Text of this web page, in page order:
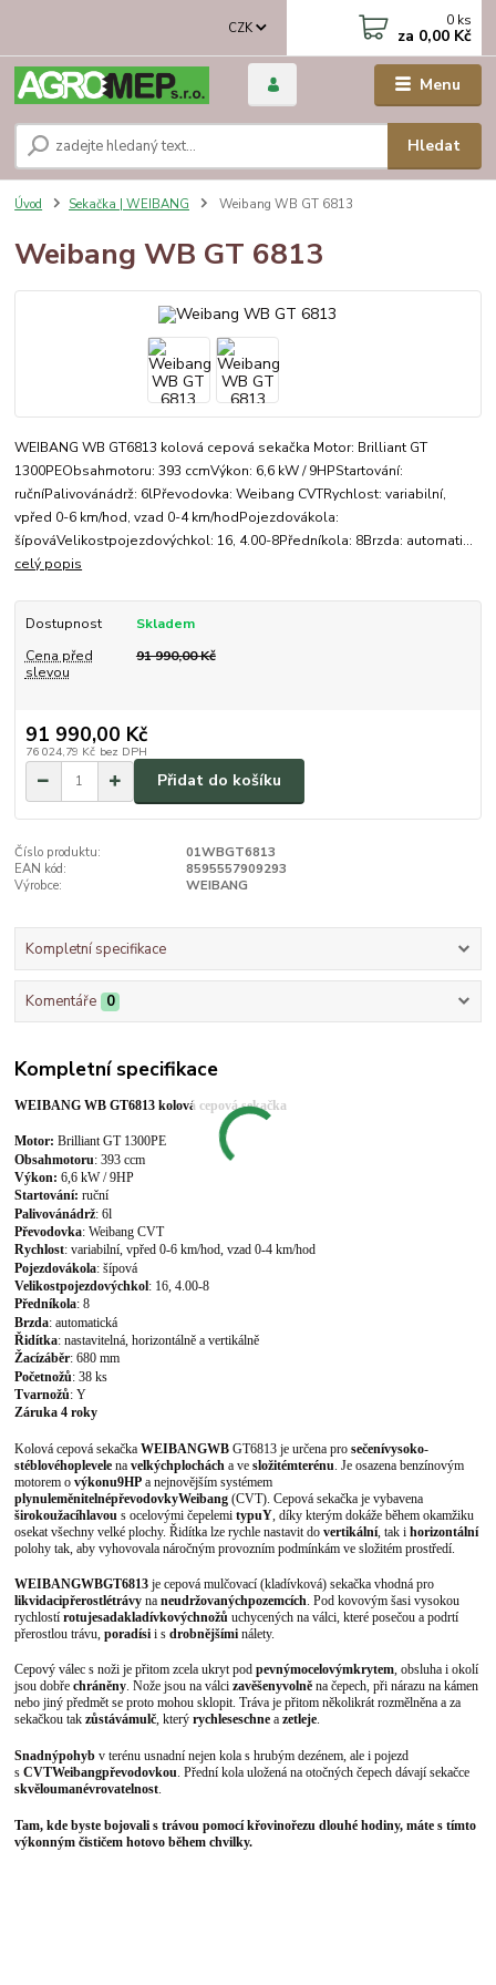
Menu
CZK
Hledat
0 ks
za 0,00 Kč
Úvod Sekačka | WEIBANG Weibang WB GT 6813
Weibang WB GT 6813
WEIBANG WB GT6813 kolová cepová sekačka Motor: Brilliant GT
1300PEObsahmotoru: 393 ccmVýkon: 6,6 kW / 9HPStartování:
ručníPalivovánádrž: 6lPřevodovka: Weibang CVTRychlost: variabilní,
vpřed 0-6 km/hod, vzad 0-4 km/hodPojezdovákola:
šípováVelikostpojezdovýchkol: 16, 4.00-8Předníkola: 8Brzda: automati...
celý popis
Dostupnost
Skladem
Cena před
slevou
91 990,00 Kč
91 990,00 Kč
76 024,79 Kč bez DPH
Přidat do košíku
Číslo produktu:
01WBGT6813
EAN kód:
8595557909293
Výrobce:
WEIBANG
Kompletní specifikace
Komentáře 0
Kompletní specifikace
WEIBANG WB GT6813 kolová cepová sekačka
Motor:Brilliant GT 1300PE
Obsahmotoru: 393 ccm
Výkon:6,6 kW / 9HP
Startování:ruční
Palivovánádrž: 6l
Převodovka: Weibang CVT
Rychlost: variabilní, vpřed 0-6 km/hod, vzad 0-4 km/hod
Pojezdovákola: šípová
Velikostpojezdovýchkol: 16, 4.00-8
Předníkola: 8
Brzda: automatická
Řidítka: nastavitelná, horizontálně a vertikálně
Žacízáběr: 680 mm
Početnožů: 38 ks
Tvarnožů: Y
Záruka 4 roky
Kolová cepová sekačkaWEIBANGWB GT6813 je určena prosečenívysoko-
stéblovéhoplevele navelkýchplochách a vesložitémterénu. Je osazena benzínovým
motorem ovýkonu9HP a nejnovějším systémem
plynuleměnitelnépřevodovkyWeibang (CVT). Cepová sekačka je vybavena
širokoužacíhlavou s ocelovými čepelemitypuY, díky kterým dokáže během okamžiku
osekat všechny velké plochy. Řidítka lze rychle nastavit dovertikální, tak ihorizontální
polohy tak, aby vyhovovala náročným provozním podmínkám ve složitém prostředí.
WEIBANGWBGT6813 je cepová mulčovací (kladívková) sekačka vhodná pro
likvidacipřerostlétrávy naneudržovanýchpozemcích . Pod kovovým šasi vysokou
rychlostírotujesadakladívkovýchnožů uchycených na válci, které posečou a podrtí
přerostlou trávu,poradísi i sdrobnějšími nálety.
Cepový válec s noži je přitom zcela ukryt podpevnýmocelovýmkrytem, obsluha i okolí
jsou dobřechráněny. Nože jsou na válcizavěšenyvolně na čepech, při nárazu na kámen
nebo jiný předmět se proto mohou sklopit. Tráva je přitom několikrát rozmělněna a za
sekačkou takzůstávámulč, kterýrychleseschne azetleje.
Snadnýpohyb v terénu usnadní nejen kola s hrubým dezénem, ale i pojezd
sCVTWeibangpřevodovkou. Přední kola uložená na otočných čepech dávají sekačce
skvěloumanévrovatelnost.
Tam, kde byste bojovali s trávou pomocí křovinořezu dlouhé hodiny, máte s tímto
výkonným čističem hotovo během chvilky.